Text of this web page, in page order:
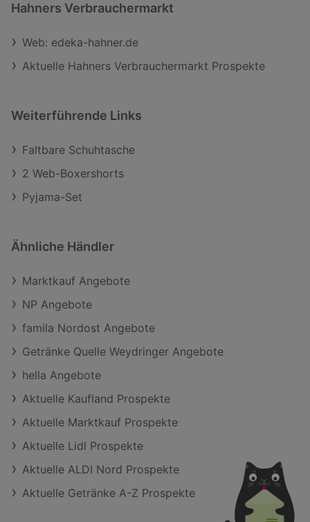
Hahners Verbrauchermarkt
Web: edeka-hahner.de
Aktuelle Hahners Verbrauchermarkt Prospekte
Weiterführende Links
Faltbare Schuhtasche
2 Web-Boxershorts
Pyjama-Set
Ähnliche Händler
Marktkauf Angebote
NP Angebote
famila Nordost Angebote
Getränke Quelle Weydringer Angebote
hella Angebote
Aktuelle Kaufland Prospekte
Aktuelle Marktkauf Prospekte
Aktuelle Lidl Prospekte
Aktuelle ALDI Nord Prospekte
Aktuelle Getränke A-Z Prospekte